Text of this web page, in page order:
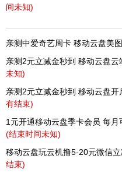
间未知)
亲测中爱奇艺周卡 移动云盘美
亲测2元立减金秒到 移动云盘云
未知)
亲测2元立减金秒到 移动云盘
有结束)
1元开通移动云盘季卡会员 每
(结束时间未知)
移动云盘玩云机撸5-20元微信
结束)